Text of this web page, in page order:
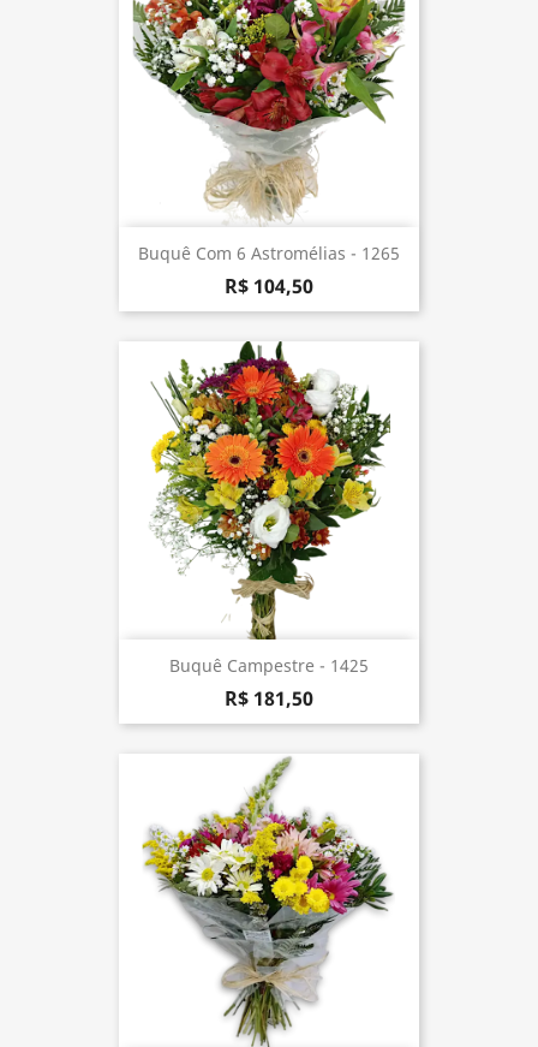
Buquê Com 6 Astromélias - 1265
R$ 104,50
Buquê Campestre - 1425
R$ 181,50